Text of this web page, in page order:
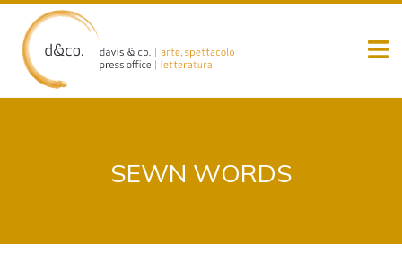
content
SEWN WORDS